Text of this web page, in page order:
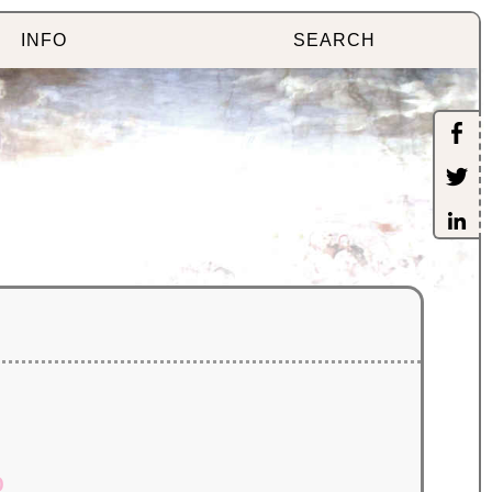
INFO SEARCH